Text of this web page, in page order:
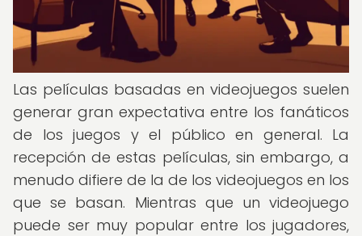
Las películas basadas en videojuegos suelen
generar gran expectativa entre los fanáticos
de los juegos y el público en general. La
recepción de estas películas, sin embargo, a
menudo difiere de la de los videojuegos en los
que se basan. Mientras que un videojuego
puede ser muy popular entre los jugadores,